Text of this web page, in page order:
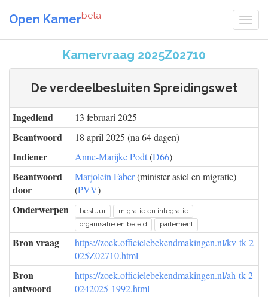
Open Kamerbeta
Kamervraag 2025Z02710
De verdeelbesluiten Spreidingswet
Ingediend 13 februari 2025
Beantwoord 18 april 2025 (na 64 dagen)
Indiener Anne-Marijke Podt(D66)
Beantwoord
door
Marjolein Faber(minister asiel en migratie)
(PVV)
Onderwerpen bestuur
migratie en integratie
organisatie en beleid
parlement
Bron vraag
https://zoek.officielebekendmakingen.nl/kv-tk-2
025Z02710.html
Bron
antwoord
https://zoek.officielebekendmakingen.nl/ah-tk-2
0242025-1992.html